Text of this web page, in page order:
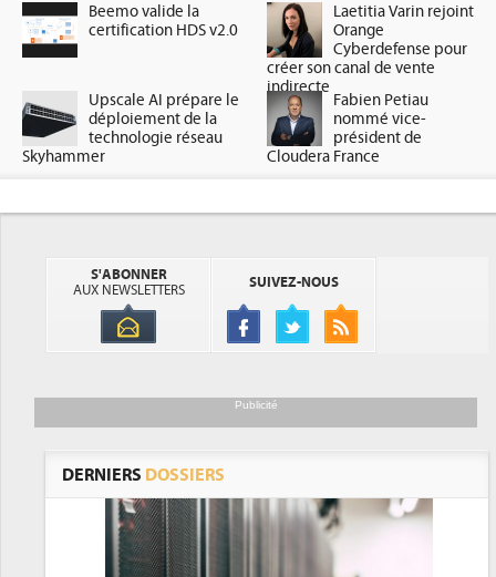
Beemo valide la
certification HDS v2.0
Laetitia Varin rejoint
Orange
Cyberdefense pour
créer son canal de vente
indirecte
Upscale AI prépare le
déploiement de la
technologie réseau
Skyhammer
Fabien Petiau
nommé vice-
président de
Cloudera France
S'ABONNER
AUX NEWSLETTERS
SUIVEZ-NOUS
Publicité
DERNIERS DOSSIERS